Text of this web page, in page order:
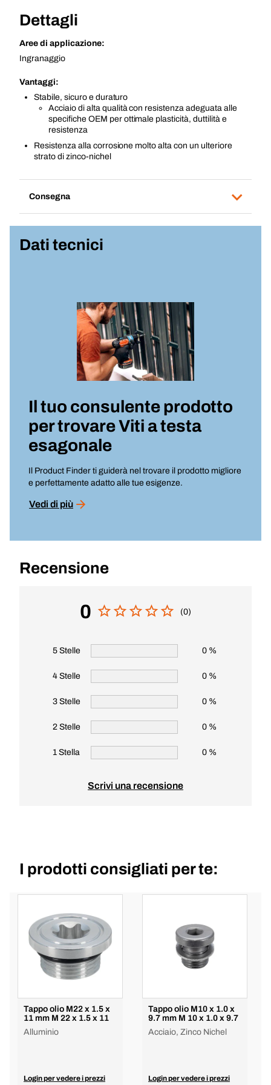
Dettagli
Aree di applicazione:
Ingranaggio
Vantaggi:
Stabile, sicuro e duraturo
Acciaio di alta qualità con resistenza adeguata alle
specifiche OEM per ottimale plasticità, duttilità e
resistenza
Resistenza alla corrosione molto alta con un ulteriore
strato di zinco-nichel
Consegna
Dati tecnici
Il tuo consulente prodotto
per trovareViti a testa
esagonale
Il Product Finder ti guiderà nel trovare il prodotto migliore
e perfettamente adatto alle tue esigenze.
Vedi di più
Recensione
0 (0)
5 Stelle 0 %
4 Stelle 0 %
3 Stelle 0 %
2 Stelle 0 %
1 Stella 0 %
Scrivi una recensione
I prodotti consigliati per te:
Tappo olio M22 x 1.5 x
11 mm M 22 x 1.5 x 11
Alluminio
Login per vedere i prezzi
Tappo olio M10 x 1.0 x
9.7 mm M 10 x 1.0 x 9.7
Acciaio, Zinco Nichel
Login per vedere i prezzi